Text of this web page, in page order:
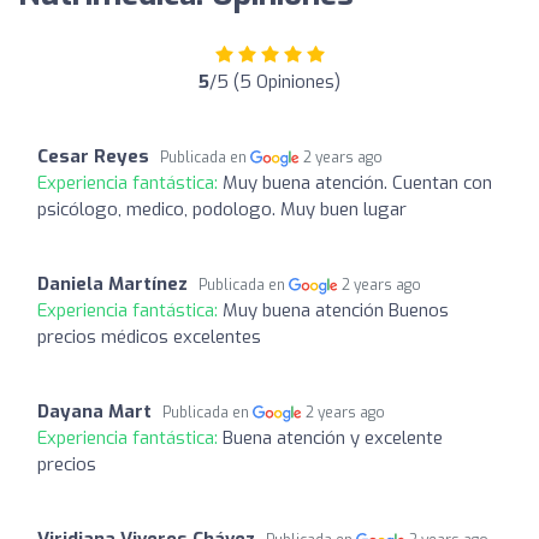
5/5 (5 Opiniones)
Cesar Reyes Publicada en 2 years ago
Experiencia fantástica: Muy buena atención. Cuentan con
psicólogo, medico, podologo. Muy buen lugar
Daniela Martínez Publicada en 2 years ago
Experiencia fantástica: Muy buena atención Buenos
precios médicos excelentes
Dayana Mart Publicada en 2 years ago
Experiencia fantástica: Buena atención y excelente
precios